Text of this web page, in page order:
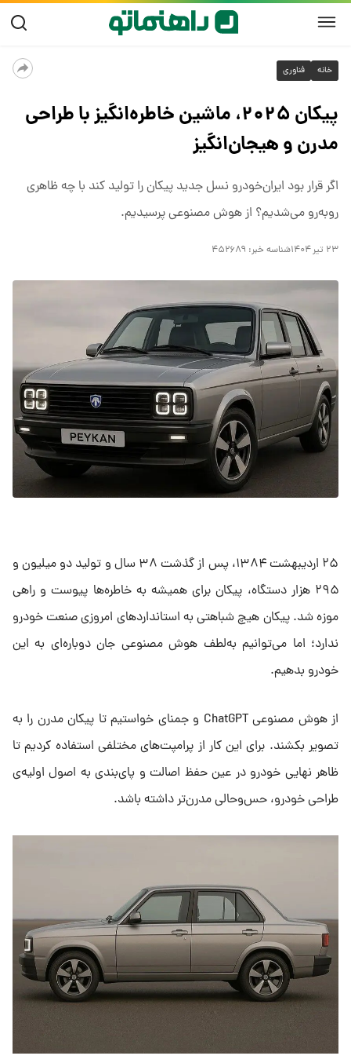
خانه فناوری
پیکان ۲۰۲۵، ماشین خاطره‌انگیز با طراحی
مدرن و هیجان‌انگیز
اگر قرار بود ایران‌خودرو نسل جدید پیکان را تولید کند با چه ظاهری
روبه‌رو می‌شدیم؟ از هوش مصنوعی پرسیدیم.
۲۳ تیر ۱۴۰۴ شناسه خبر: ۴۵۲۶۸۹
۲۵ اردیبهشت ۱۳۸۴، پس از گذشت ۳۸ سال و تولید دو میلیون و
۲۹۵ هزار دستگاه، پیکان برای همیشه به خاطره‌ها پیوست و راهی
موزه شد. پیکان هیچ شباهتی به استانداردهای امروزی صنعت خودرو
ندارد؛ اما می‌توانیم به‌لطف هوش مصنوعی جان دوباره‌ای به این
خودرو بدهیم.
از هوش مصنوعی ChatGPT و جمنای خواستیم تا پیکان مدرن را به
تصویر بکشند. برای این کار از پرامپت‌های مختلفی استفاده کردیم تا
ظاهر نهایی خودرو در عین حفظ اصالت و پای‌بندی به اصول اولیه‌ی
طراحی خودرو، حس‌وحالی مدرن‌تر داشته باشد.